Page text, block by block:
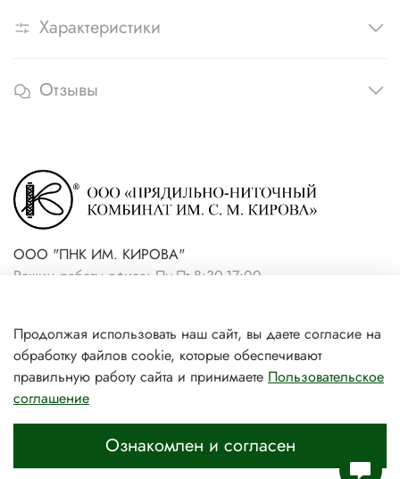
Характеристики
Отзывы
ООО "ПНК ИМ. КИРОВА"
Режим работы офиса: Пн-Пт 8:30-17:00
магазин)
+7(931) 239-81-06 (розничный
магазин)
Продолжая использовать наш сайт, вы даете согласие на
обработку файлов cookie, которые обеспечивают
правильную работу сайта и принимаете Пользовательское
соглашение
Ознакомлен и согласен